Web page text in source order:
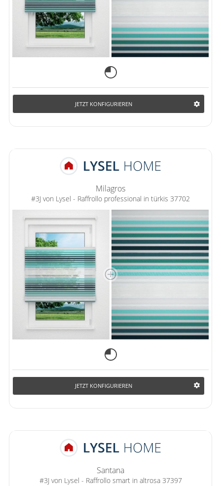
JETZT KONFIGURIEREN
Milagros
#3J von Lysel - Raffrollo professional in türkis 37702
JETZT KONFIGURIEREN
Santana
#3J von Lysel - Raffrollo smart in altrosa 37397